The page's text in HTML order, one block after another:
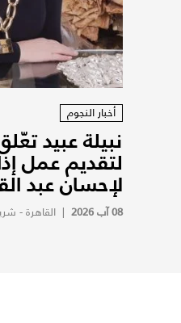
أخبار النجوم
نبيلة عبيد
لتقديم عمل
لإحسان عبد
08 آب 2026 | القاهرة -